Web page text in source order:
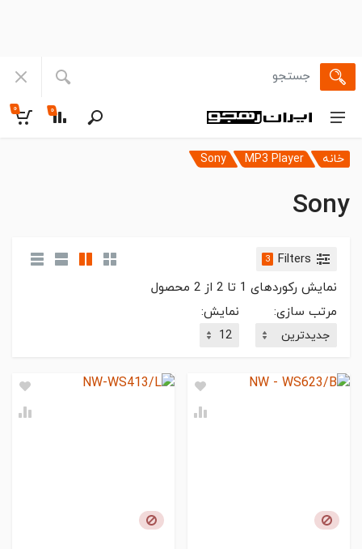
۰ ۰
خانه MP3 Player
Sony
Sony
Filters
3
نمایش رکوردهای 1 تا 2 از 2 محصول
مرتب سازی:
نمایش: